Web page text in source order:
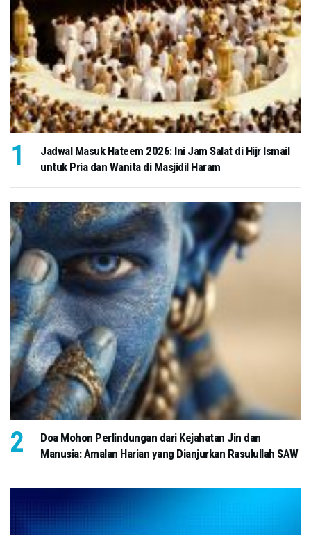
Jadwal Masuk Hateem 2026: Ini Jam Salat di Hijr Ismail
untuk Pria dan Wanita di Masjidil Haram
Doa Mohon Perlindungan dari Kejahatan Jin dan
Manusia: Amalan Harian yang Dianjurkan Rasulullah SAW